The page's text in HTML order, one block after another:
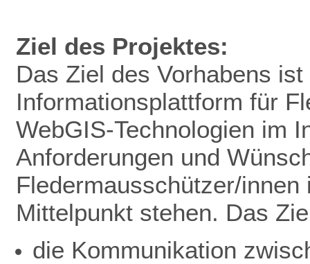
Ziel des Projektes:
Das Ziel des Vorhabens
Informationsplattform für
WebGIS-Technologien im
Anforderungen und
Fledermausschützer/
Mittelpunkt stehen. Das
die Kommunikation